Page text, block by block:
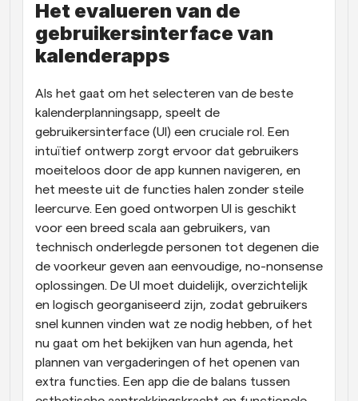
Het evalueren van de
gebruikersinterface van
kalenderapps
Als het gaat om het selecteren van de beste
kalenderplanningsapp, speelt de
gebruikersinterface (UI) een cruciale rol. Een
intuïtief ontwerp zorgt ervoor dat gebruikers
moeiteloos door de app kunnen navigeren, en
het meeste uit de functies halen zonder steile
leercurve. Een goed ontworpen UI is geschikt
voor een breed scala aan gebruikers, van
technisch onderlegde personen tot degenen die
de voorkeur geven aan eenvoudige, no-nonsense
oplossingen. De UI moet duidelijk, overzichtelijk
en logisch georganiseerd zijn, zodat gebruikers
snel kunnen vinden wat ze nodig hebben, of het
nu gaat om het bekijken van hun agenda, het
plannen van vergaderingen of het openen van
extra functies. Een app die de balans tussen